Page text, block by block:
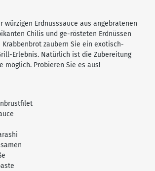
würzigen Erdnusssauce aus angebratenen
Chilis und ge-​rösteten Erdnüssen
zaubern Sie ein exotisch-
Erlebnis. Natürlich ist die Zubereitung
möglich. Probieren Sie es aus!